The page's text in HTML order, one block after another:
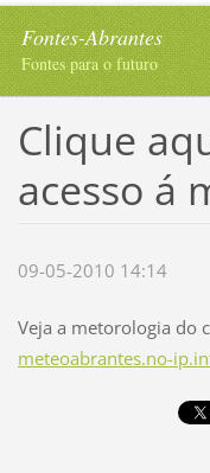
Fontes-Abrantes
Fontes para o futuro
Clique
acesso á
09-05-2010 14:14
Veja a metorologia do
meteoabrantes.no-